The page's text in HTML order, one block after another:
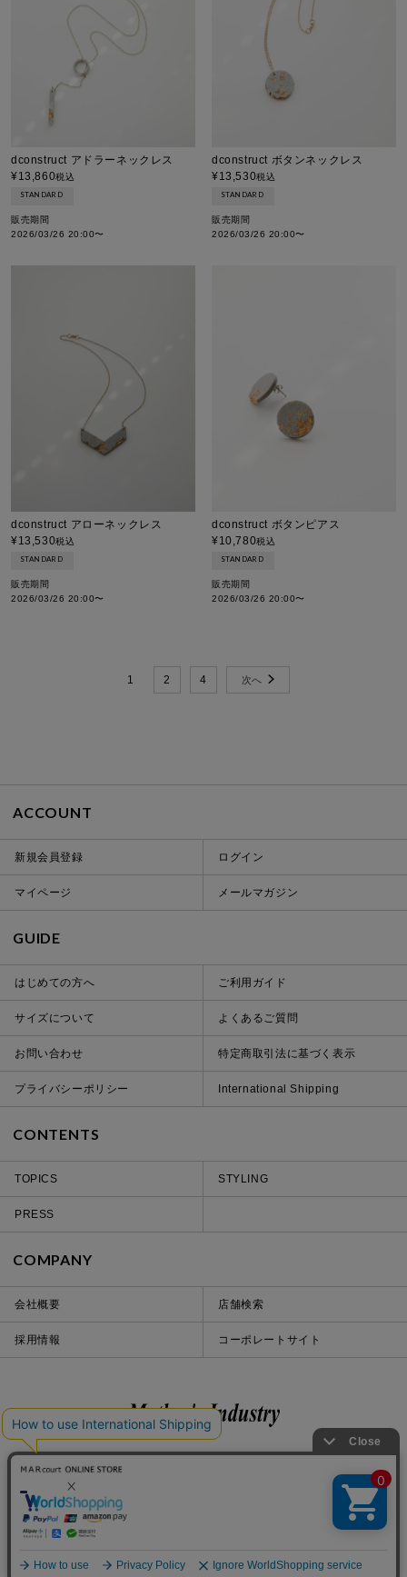
dconstruct アドラーネックレス
¥13,860税込
STANDARD
販売期間
2026/03/26 20:00〜
dconstruct ボタンネックレス
¥13,530税込
STANDARD
販売期間
2026/03/26 20:00〜
dconstruct アローネックレス
¥13,530税込
STANDARD
販売期間
2026/03/26 20:00〜
dconstruct ボタンピアス
¥10,780税込
STANDARD
販売期間
2026/03/26 20:00〜
1 2 4
ACCOUNT
新規会員登録 ログイン
マイページ メールマガジン
GUIDE
はじめての方へ ご利用ガイド
サイズについて よくあるご質問
お問い合わせ 特定商取引法に基づく表示
プライバシーポリシー International Shipping
CONTENTS
TOPICS STYLING
PRESS
COMPANY
会社概要 店舗検索
採用情報 コーポレートサイト
Instagram
iOS
© 2020 Mother’s Industry co., ltd.